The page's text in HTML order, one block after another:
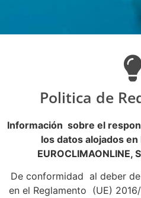
Politica de
Información sobre el
los datos alojados
EUROCLIMAONLINE,
De conformidad al deber
en el Reglamento (UE)